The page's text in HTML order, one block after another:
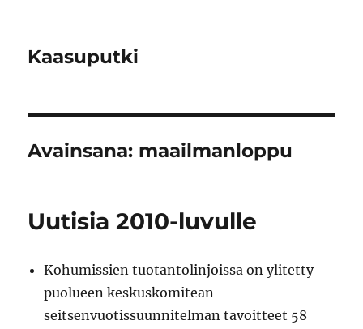
Kaasuputki
Avainsana: maailmanloppu
Uutisia 2010-luvulle
Kohumissien tuotantolinjoissa on ylitetty
puolueen keskuskomitean
seitsenvuotissuunnitelman tavoitteet 58